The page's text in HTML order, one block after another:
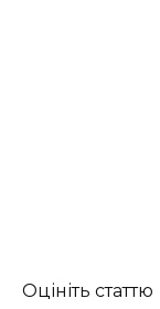
Оцініть статтю